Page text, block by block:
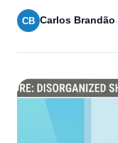
CB Carlos Brandão·